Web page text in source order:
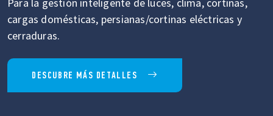
cargas domésticas, persianas/cortinas eléctricas y
cerraduras.
DESCUBRE MÁS DETALLES